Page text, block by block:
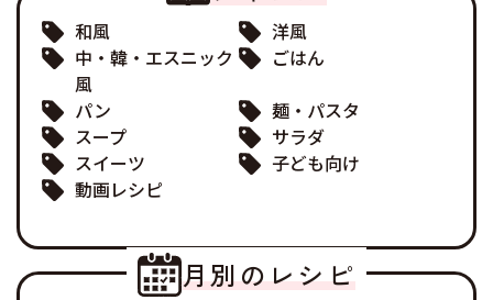
和風
洋風
中・韓・エスニック
風
ごはん
パン
麺・パスタ
スープ
サラダ
スイーツ
子ども向け
動画レシピ
月別のレシピ